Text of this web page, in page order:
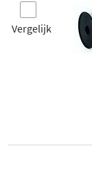
Vergelijk